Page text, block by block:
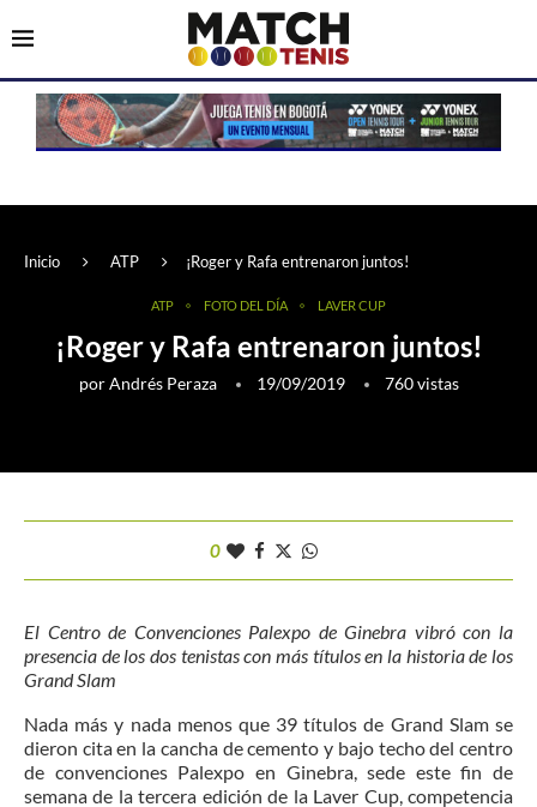
Inicio ATP ¡Roger y Rafa entrenaron juntos!
ATP FOTO DEL DÍA LAVER CUP
¡Roger y Rafa entrenaron juntos!
porAndrés Peraza 19/09/2019 760vistas
0
El Centro de Convenciones Palexpo de Ginebra vibró con la
presencia de los dos tenistas con más títulos en la historia de los
Grand Slam
Nada más y nada menos que 39 títulos de Grand Slam se
dieron cita en la cancha de cemento y bajo techo del centro
de convenciones Palexpo en Ginebra, sede este fin de
semana de la tercera edición de la Laver Cup, competencia